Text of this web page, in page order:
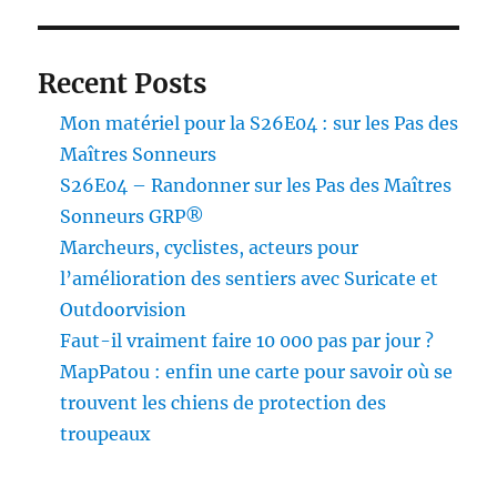
Recent Posts
Mon matériel pour la S26E04 : sur les Pas des
Maîtres Sonneurs
S26E04 – Randonner sur les Pas des Maîtres
Sonneurs GRP®
Marcheurs, cyclistes, acteurs pour
l’amélioration des sentiers avec Suricate et
Outdoorvision
Faut-il vraiment faire 10 000 pas par jour ?
MapPatou : enfin une carte pour savoir où se
trouvent les chiens de protection des
troupeaux